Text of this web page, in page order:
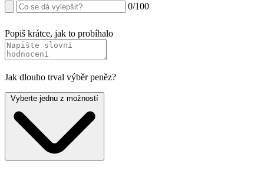
0/100
Popiš krátce, jak to probíhalo
Jak dlouho trval výběr peněz?
Vyberte jednu z možností